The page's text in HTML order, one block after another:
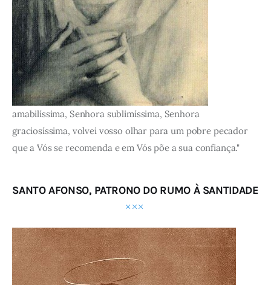
amabilíssima, Senhora sublimíssima, Senhora
graciosíssima, volvei vosso olhar para um pobre pecador
que a Vós se recomenda e em Vós põe a sua confiança."
SANTO AFONSO, PATRONO DO RUMO À SANTIDADE